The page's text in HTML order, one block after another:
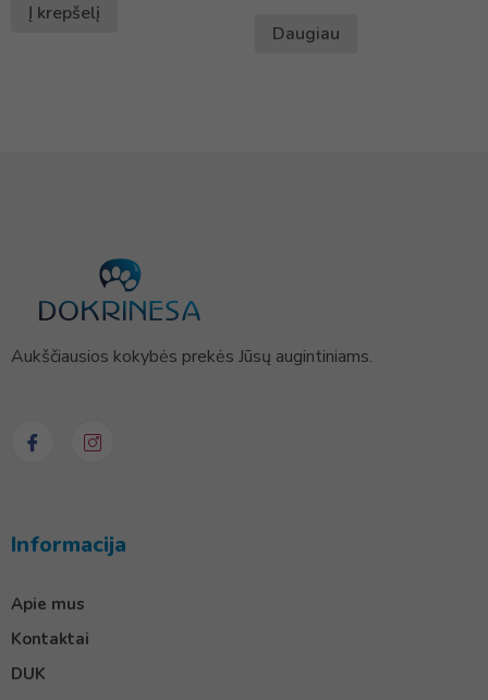
Į krepšelį
Daugiau
Aukščiausios kokybės prekės Jūsų augintiniams.
Informacija
Apie mus
Kontaktai
DUK